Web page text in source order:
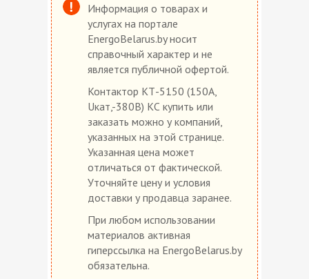
Информация о товарах и
услугах на портале
EnergoBelarus.by носит
справочный характер и не
является публичной офертой.
Контактор КТ-5150 (150А,
Uкат,-380В) КС купить или
заказать можно у компаний,
указанных на этой странице.
Указанная цена может
отличаться от фактической.
Уточняйте цену и условия
доставки у продавца заранее.
При любом использовании
материалов активная
гиперссылка на EnergoBelarus.by
обязательна.